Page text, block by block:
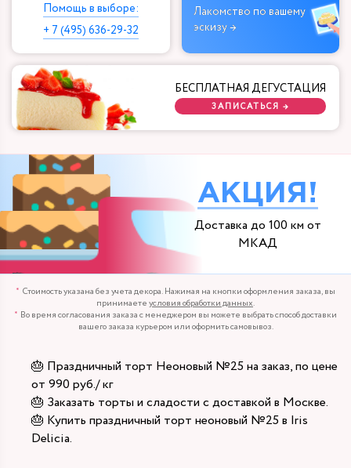
Помощь в выборе:
+ 7 (495) 636-29-32
Лакомство по вашему
эскизу →
БЕСПЛАТНАЯ ДЕГУСТАЦИЯ
ЗАПИСАТЬСЯ →
АКЦИЯ!
Доставка до 100 км от
МКАД
Стоимость указана без учета декора. Нажимая на кнопки оформления заказа, вы
принимаетеусловия обработки данных.
Во время согласования заказа с менеджером вы можете выбрать способ доставки
вашего заказа курьером или оформить самовывоз.
🎂 Праздничный торт Неоновый №25 на заказ, по цене
от 990 руб./ кг
🎂 Заказать торты и сладости с доставкой в Москве.
🎂 Купить праздничный торт неоновый №25 в Iris
Delicia.